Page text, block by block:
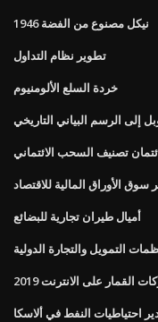
1946 نيكل مصنوع من الفضة
تطوير نظام التداول
خردة السلع الألومنيوم
إلى الرسم البياني التاريخي
تصنيف السحب الائتماني
الأوراق المالية للاقتصاد
أميال طيران تجارية للبضائع
التمويل والتجارة الدولية
القمار على الانترنت 2019
احتياطيات النفط في ألاسكا